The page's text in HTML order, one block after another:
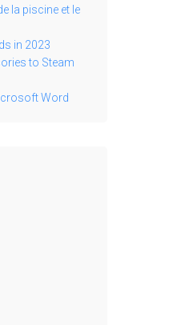
la piscine et le
in 2023
to Steam
Word